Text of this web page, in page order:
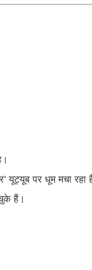
यूट्यूब पर धूम मचा रहा
हैं।